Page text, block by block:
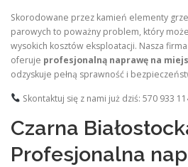
Skorodowane przez kamień elementy
parowych to poważny problem, który
wysokich kosztów eksploatacji. Nasza
oferuje profesjonalną naprawę na
odzyskuje pełną sprawność i
Skontaktuj się z nami już dziś: 570 933
Czarna
Profesjonalna